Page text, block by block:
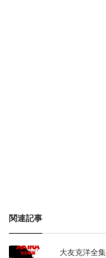
関連記事
大友克洋全